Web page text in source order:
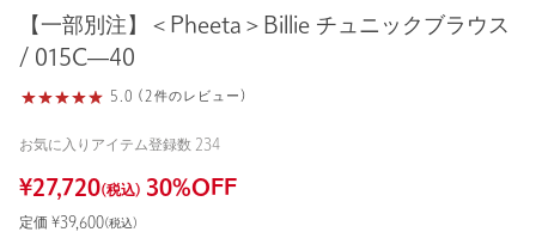
【一部別注】＜Pheeta＞Billie チュニックブラウス
/ 015C―40
5.0 (2件のレビュー)
お気に入りアイテム登録数 234
¥27,720(税込) 30%OFF
定価 ¥39,600(税込)